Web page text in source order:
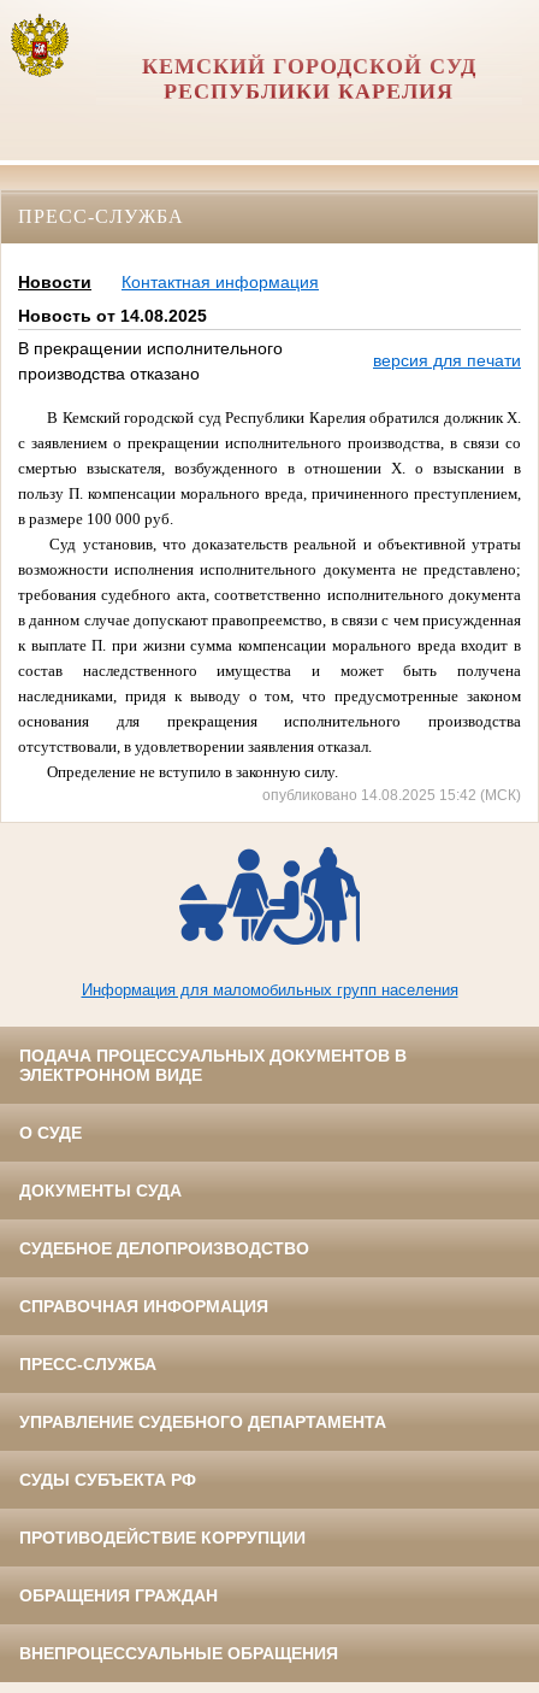
КЕМСКИЙ ГОРОДСКОЙ СУД
РЕСПУБЛИКИ КАРЕЛИЯ
ПРЕСС-СЛУЖБА
Новости
Контактная информация
Новость от 14.08.2025
В прекращении исполнительного
производства отказано
версия для печати
В Кемский городской суд Республики Карелия обратился должник Х.
с заявлением о прекращении исполнительного производства, в связи со
смертью взыскателя, возбужденного в отношении Х. о взыскании в
пользу П. компенсации морального вреда, причиненного преступлением,
в размере 100 000 руб.
Суд установив, что доказательств реальной и объективной утраты
возможности исполнения исполнительного документа не представлено;
требования судебного акта, соответственно исполнительного документа
в данном случае допускают правопреемство, в связи с чем присужденная
к выплате П. при жизни сумма компенсации морального вреда входит в
состав наследственного имущества и может быть получена
наследниками, придя к выводу о том, что предусмотренные законом
основания для прекращения исполнительного производства
отсутствовали, в удовлетворении заявления отказал.
Определение не вступило в законную силу.
опубликовано 14.08.2025 15:42 (МСК)
Информация для маломобильных групп населения
ПОДАЧА ПРОЦЕССУАЛЬНЫХ ДОКУМЕНТОВ В
ЭЛЕКТРОННОМ ВИДЕ
О СУДЕ
ДОКУМЕНТЫ СУДА
СУДЕБНОЕ ДЕЛОПРОИЗВОДСТВО
СПРАВОЧНАЯ ИНФОРМАЦИЯ
ПРЕСС-СЛУЖБА
УПРАВЛЕНИЕ СУДЕБНОГО ДЕПАРТАМЕНТА
СУДЫ СУБЪЕКТА РФ
ПРОТИВОДЕЙСТВИЕ КОРРУПЦИИ
ОБРАЩЕНИЯ ГРАЖДАН
ВНЕПРОЦЕССУАЛЬНЫЕ ОБРАЩЕНИЯ